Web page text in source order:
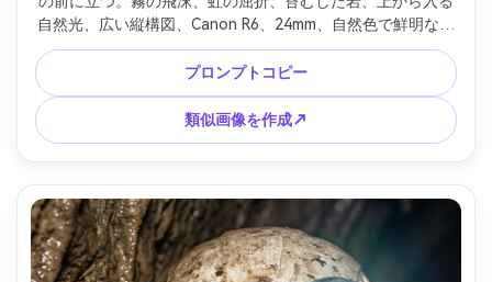
自然光、広い縦構図、Canon R6、24mm、自然色で鮮明なデ
ィテール、ロマンチックで冒険的な雰囲気、写真リアルなト
ラベルフォト --ar 4:5
プロンプトコピー
類似画像を作成↗